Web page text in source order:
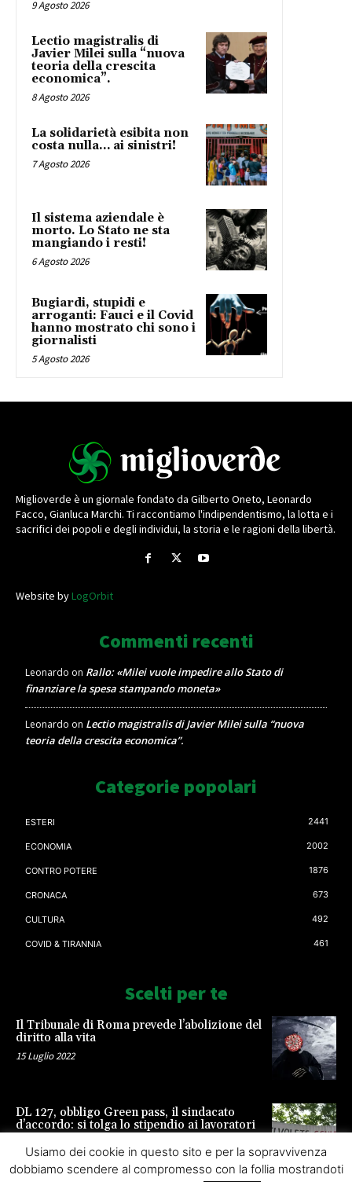
9 Agosto 2026
Lectio magistralis di
Javier Milei sulla “nuova
teoria della crescita
economica”.
8 Agosto 2026
La solidarietà esibita non
costa nulla… ai sinistri!
7 Agosto 2026
Il sistema aziendale è
morto. Lo Stato ne sta
mangiando i resti!
6 Agosto 2026
Bugiardi, stupidi e
arroganti: Fauci e il Covid
hanno mostrato chi sono i
giornalisti
5 Agosto 2026
Miglioverde è un giornale fondato da Gilberto Oneto, Leonardo
Facco, Gianluca Marchi. Ti raccontiamo l'indipendentismo, la lotta e i
sacrifici dei popoli e degli individui, la storia e le ragioni della libertà.
Website byLogOrbit
Commenti recenti
Leonardo on Rallo: «Milei vuole impedire allo Stato di
finanziare la spesa stampando moneta»
Leonardo on Lectio magistralis di Javier Milei sulla “nuova
teoria della crescita economica”.
Categorie popolari
ESTERI 2441
ECONOMIA 2002
CONTRO POTERE 1876
CRONACA 673
CULTURA 492
COVID & TIRANNIA 461
Scelti per te
Il Tribunale di Roma prevede l’abolizione del
diritto alla vita
15 Luglio 2022
DL 127, obbligo Green pass, il sindacato
d’accordo: si tolga lo stipendio ai lavoratori
Usiamo dei cookie in questo sito e per la sopravvivenza
dobbiamo scendere al compromesso con la follia mostrandoti